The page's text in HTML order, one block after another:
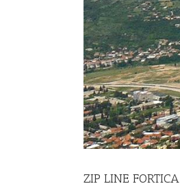
ZIP LINE FORTICA